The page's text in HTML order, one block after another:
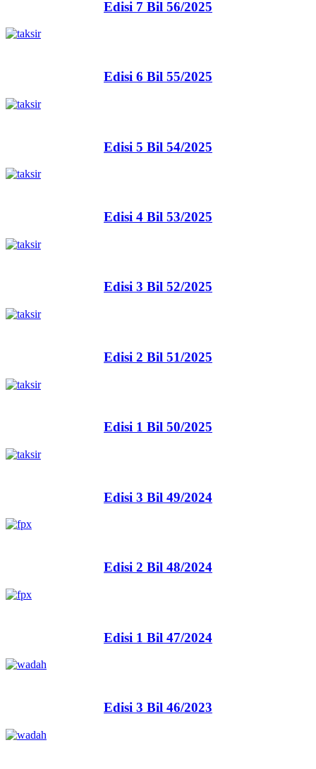
Edisi 7 Bil 56/2025
Edisi 6 Bil 55/2025
Edisi 5 Bil 54/2025
Edisi 4 Bil 53/2025
Edisi 3 Bil 52/2025
Edisi 2 Bil 51/2025
Edisi 1 Bil 50/2025
Edisi 3 Bil 49/2024
Edisi 2 Bil 48/2024
Edisi 1 Bil 47/2024
Edisi 3 Bil 46/2023